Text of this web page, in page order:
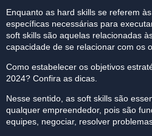
Enquanto as hard skills se referem
específicas necessárias para
soft skills são aquelas relacionadas
capacidade de se relacionar com os
Como estabelecer os objetivos
2024? Confira as dicas.
Nesse sentido, as soft skills são
qualquer empreendedor, pois são
equipes, negociar, resolver